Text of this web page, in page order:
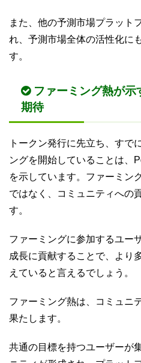
また、他の予測市場プラット
れ、予測市場全体の活性化に
す。
ファーミング熱が
期待
トークン発行に先立ち、すで
ングを開始していることは、
を示しています。ファーミン
ではなく、コミュニティへの
す。
ファーミングに参加するユー
成長に貢献することで、より
えていると言えるでしょう。
ファーミング熱は、コミュニ
果たします。
共通の目標を持つユーザーが